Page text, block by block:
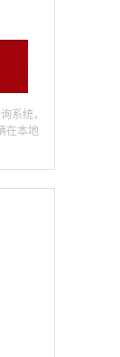
系统，
在本地